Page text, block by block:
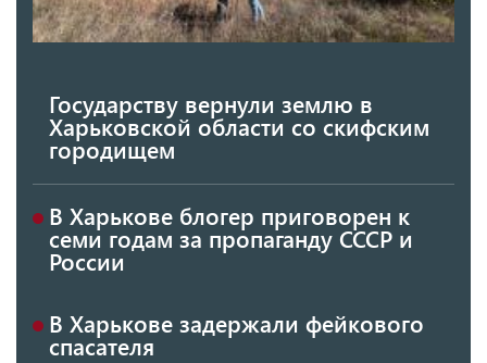
Государству вернули землю в
Харьковской области со скифским
городищем
В Харькове блогер приговорен к
семи годам за пропаганду СССР и
России
В Харькове задержали фейкового
спасателя